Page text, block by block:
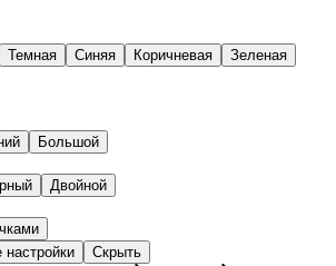
Темная Синяя Коричневая Зеленая
Большой
Двойной
настройки
Скрыть